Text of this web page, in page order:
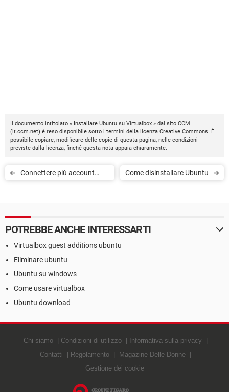
Il documento intitolato « Installare Ubuntu su Virtualbox » dal sito CCM
(it.ccm.net) è reso disponibile sotto i termini della licenza Creative Commons. È
possibile copiare, modificare delle copie di questa pagina, nelle condizioni
previste dalla licenza, finché questa nota appaia chiaramente.
Connettere più account
Come disinstallare Ubuntu
POTREBBE ANCHE INTERESSARTI
Virtualbox guest additions ubuntu
Eliminare ubuntu
Ubuntu su windows
Come usare virtualbox
Ubuntu download
Chi siamo Condizioni di utilizzo
Informativa sulla privacy
Contatti
Regolamento
Magazine Delle Donne
Gestione dei cookie